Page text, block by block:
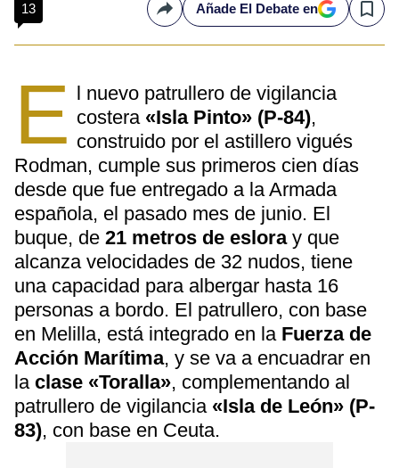
13 CompartirAñade El Debate en Save
E l nuevo patrullero de vigilancia
costera «Isla Pinto» (P-84),
construido por el astillero vigués
Rodman, cumple sus primeros cien días
desde que fue entregado a la Armada
española, el pasado mes de junio. El
buque, de 21 metros de eslora y que
alcanza velocidades de 32 nudos, tiene
una capacidad para albergar hasta 16
personas a bordo. El patrullero, con base
en Melilla, está integrado en la Fuerza de
Acción Marítima, y se va a encuadrar en
laclase «Toralla», complementando al
patrullero de vigilancia «Isla de León» (P-
83), con base en Ceuta.